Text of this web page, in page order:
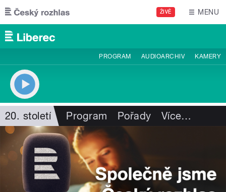
Přejít k hlavnímu obsahu
ŽIVĚ MENU
PROGRAM AUDIOARCHIV KAMERY
20. století Program Pořady Více…